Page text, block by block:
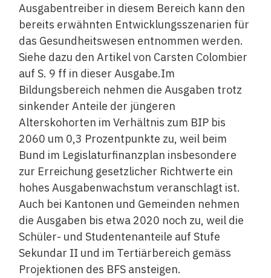
Ausgabentreiber in diesem Bereich kann den
bereits erwähnten Entwicklungsszenarien für
das Gesundheitswesen entnommen werden.
Siehe dazu den Artikel von Carsten Colombier
auf S. 9 ff in dieser Ausgabe.Im
Bildungsbereich nehmen die Ausgaben trotz
sinkender Anteile der jüngeren
Alterskohorten im Verhältnis zum BIP bis
2060 um 0,3 Prozentpunkte zu, weil beim
Bund im Legislaturfinanzplan insbesondere
zur Erreichung gesetzlicher Richtwerte ein
hohes Ausgabenwachstum veranschlagt ist.
Auch bei Kantonen und Gemeinden nehmen
die Ausgaben bis etwa 2020 noch zu, weil die
Schüler- und Studentenanteile auf Stufe
Sekundar II und im Tertiärbereich gemäss
Projektionen des BFS ansteigen.